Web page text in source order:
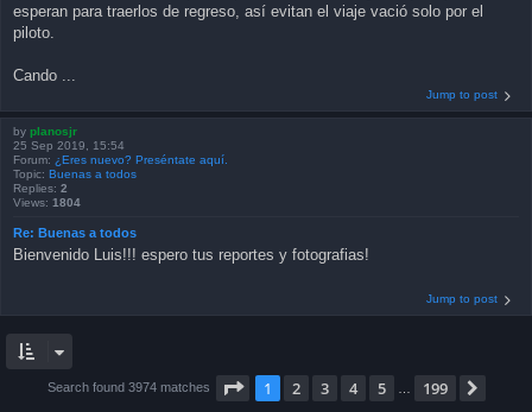
esperan para traerlos de regreso, así evitan el viaje vació solo por el
piloto.
Cando ...
Jump to post
by planosjr
25 Sep 2019, 15:54
Forum: ¿Eres nuevo? Preséntate aquí.
Topic: Buenas a todos
Replies: 2
Views: 1804
Re: Buenas a todos
Bienvenido Luis!!! espero tus reportes y fotografias!
Jump to post
Search found 3974 matches Page 1of 199
1 2 3 4 5 199